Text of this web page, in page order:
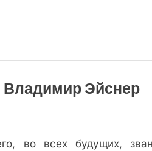
Владимир Эйснер
во всех будущих,